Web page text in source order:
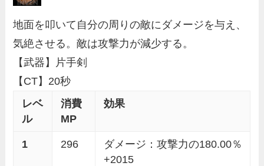
地面を叩いて自分の周りの敵にダメージを与え、
気絶させる。敵は攻撃力が減少する。
【武器】片手剣
【CT】20秒
レベ
ル
消費
MP
効果
1 296
ダメージ：攻撃力の180.00％
+2015